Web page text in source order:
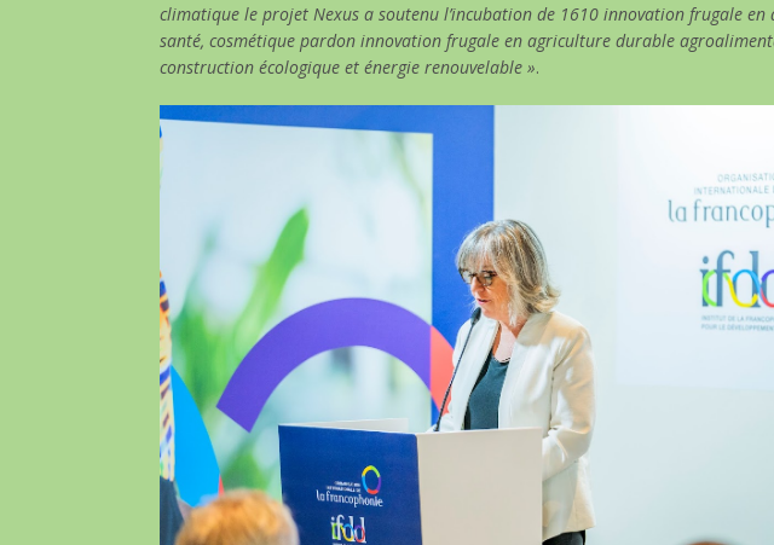
climatique le projet Nexus a soutenu l’incubation de 1610 innovation frugale
santé, cosmétique pardon innovation frugale en agriculture durable
construction écologique et énergie renouvelable ».